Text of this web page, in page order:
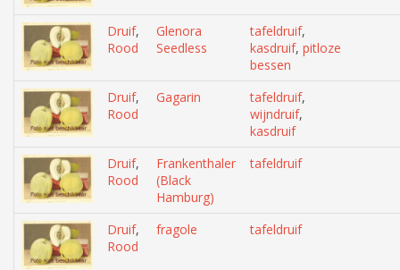
Druif,
Rood
Glenora
Seedless
tafeldruif,
kasdruif, pitloze
bessen
Druif,
Rood
Gagarin tafeldruif,
wijndruif,
kasdruif
Druif,
Rood
Frankenthaler
(Black
Hamburg)
tafeldruif
Druif,
Rood
fragole tafeldruif